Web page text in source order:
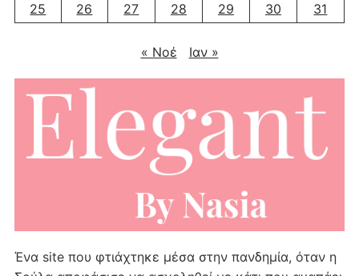
25
26 27 28 29 30 31
« Νοέ Ιαν »
Ένα site που φτιάχτηκε μέσα στην πανδημία, όταν η